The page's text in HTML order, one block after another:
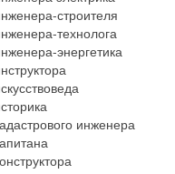
строителя
технолога
энергетика
инженера